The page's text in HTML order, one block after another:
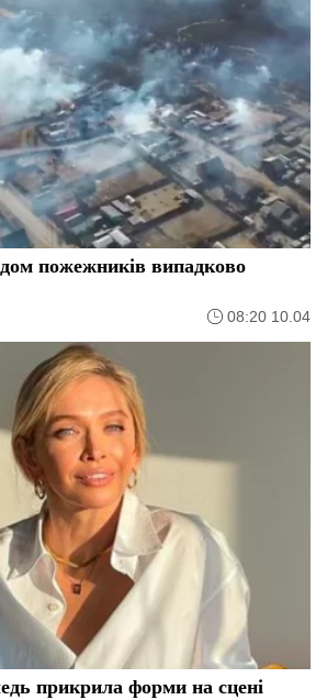
пожежників випадково
08:20 10.04
прикрила форми на сцені